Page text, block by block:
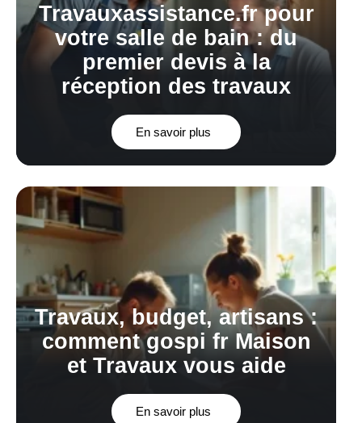
Travauxassistance.fr pour
votre salle de bain : du
premier devis à la
réception des travaux
En savoir plus
Travaux, budget, artisans :
comment gospi fr Maison
et Travaux vous aide
En savoir plus